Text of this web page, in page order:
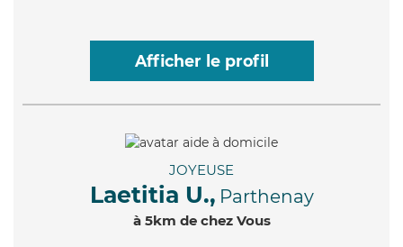
Afficher le profil
JOYEUSE
Laetitia U., Parthenay
à 5km de chez Vous